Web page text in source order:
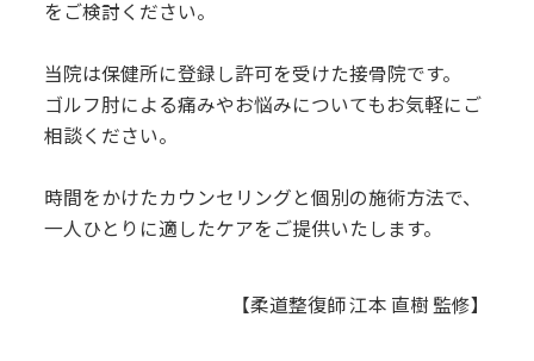
をご検討ください。
当院は保健所に登録し許可を受けた接骨院です。
ゴルフ肘による痛みやお悩みについてもお気軽にご
相談ください。
時間をかけたカウンセリングと個別の施術方法で、
一人ひとりに適したケアをご提供いたします。
【柔道整復師 江本 直樹 監修】